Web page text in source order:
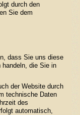
durch den
Sie dem
dass Sie uns diese
die Sie in
der Website durch
technische Daten
des
automatisch,